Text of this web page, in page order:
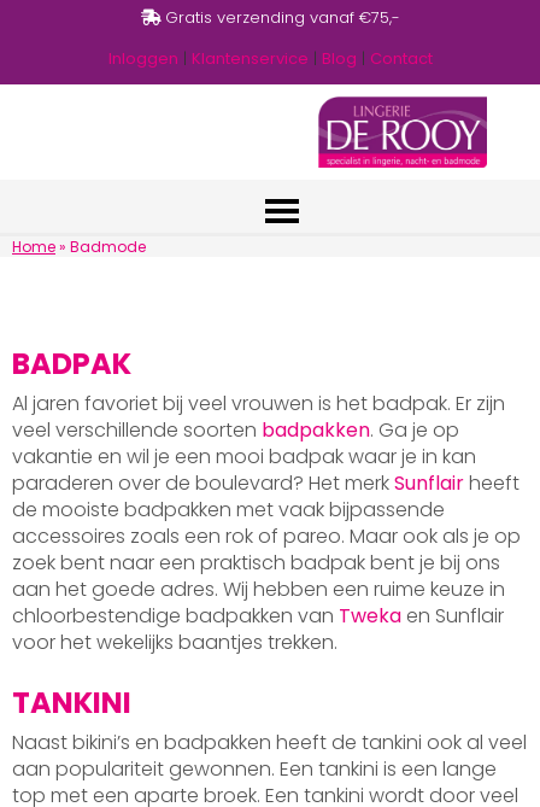
Gratis verzending vanaf €75,-
Inloggen | Klantenservice | Blog | Contact
Home» Badmode
BADPAK
Al jaren favoriet bij veel vrouwen is het badpak. Er zijn
veel verschillende soorten badpakken. Ga je op
vakantie en wil je een mooi badpak waar je in kan
paraderen over de boulevard? Het merkSunflairheeft
de mooiste badpakken met vaak bijpassende
accessoires zoals een rok of pareo. Maar ook als je op
zoek bent naar een praktisch badpak bent je bij ons
aan het goede adres. Wij hebben een ruime keuze in
chloorbestendige badpakken van Tweka en Sunflair
voor het wekelijks baantjes trekken.
TANKINI
Naast bikini’s en badpakken heeft de tankini ook al veel
aan populariteit gewonnen. Een tankini is een lange
top met een aparte broek. Een tankini wordt door veel